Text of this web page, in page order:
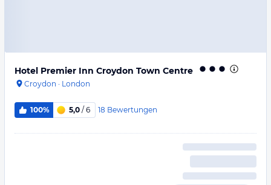
Hotel Premier Inn Croydon Town Centre
Croydon · London
100% 5,0 / 6 18 Bewertungen